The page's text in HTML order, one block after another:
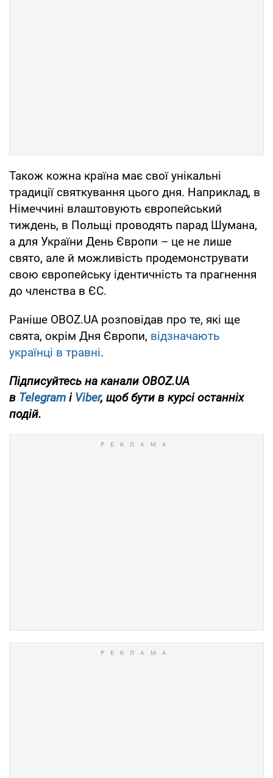
Також кожна країна має свої унікальні
традиції святкування цього дня. Наприклад, в
Німеччині влаштовують європейський
тиждень, в Польщі проводять парад Шумана,
а для України День Європи – це не лише
свято, але й можливість продемонструвати
свою європейську ідентичність та прагнення
до членства в ЄС.
Раніше OBOZ.UA розповідав про те, які ще
свята, окрім Дня Європи, відзначають
українці в травні.
Підписуйтесь на канали OBOZ.UA
в Telegram і Viber, щоб бути в курсі останніх
подій.